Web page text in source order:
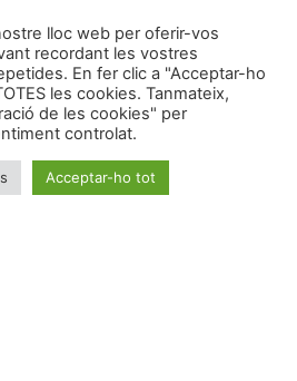
lloc web per oferir-vos
recordant les vostres
En fer clic a "Acceptar-ho
les cookies. Tanmateix,
de les cookies" per
controlat.
Acceptar-ho tot